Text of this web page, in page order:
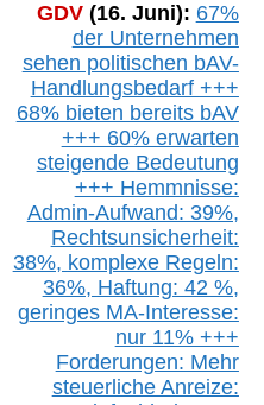
GDV (16. Juni): 67%
der Unternehmen
sehen politischen bAV-
Handlungsbedarf +++
68% bieten bereits bAV
+++ 60% erwarten
steigende Bedeutung
+++ Hemmnisse:
Admin-Aufwand: 39%,
Rechtsunsicherheit:
38%, komplexe Regeln:
36%, Haftung: 42 %,
geringes MA-Interesse:
nur 11% +++
Forderungen: Mehr
steuerliche Anreize: